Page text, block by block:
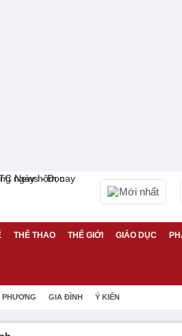
Mới nhất
THỂ THAO THẾ GIỚI GIÁO DỤC
PHƯƠNG GIA ĐÌNH Ý KIẾN